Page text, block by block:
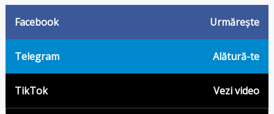
Facebook Urmărește
Telegram Alătură-te
TikTok Vezi video